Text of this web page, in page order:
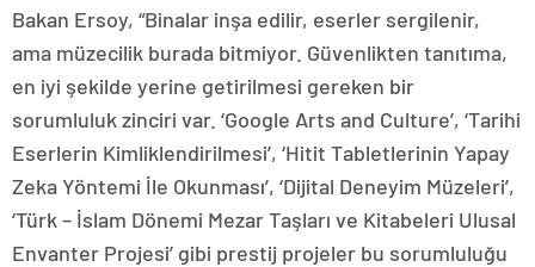
Bakan Ersoy, “Binalar inşa edilir, eserler sergilenir,
ama müzecilik burada bitmiyor. Güvenlikten tanıtıma,
en iyi şekilde yerine getirilmesi gereken bir
sorumluluk zinciri var. ‘Google Arts and Culture’, ‘Tarihi
Eserlerin Kimliklendirilmesi’, ‘Hitit Tabletlerinin Yapay
Zeka Yöntemi İle Okunması’, ‘Dijital Deneyim Müzeleri’,
‘Türk – İslam Dönemi Mezar Taşları ve Kitabeleri Ulusal
Envanter Projesi’ gibi prestij projeler bu sorumluluğu